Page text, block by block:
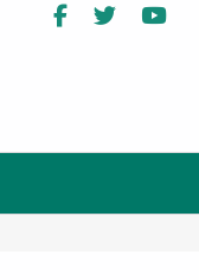
Facebook
Twitter